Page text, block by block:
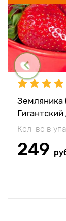
Земляника
Кол-во в
249